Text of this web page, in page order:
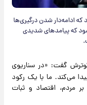
ادامه‌دار شدن درگیری‌ها
که پیامدهای شدیدی
گفت: «در سناریوی
می‌کند. ما با یک رکود
مردم، اقتصاد و ثبات